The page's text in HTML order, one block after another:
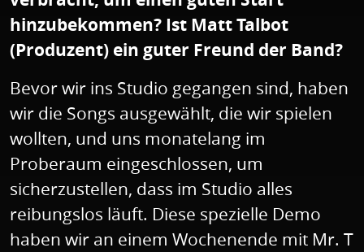
hinzubekommen? Ist Matt Talbot
(Produzent) ein guter Freund der Band?
Bevor wir ins Studio gegangen sind, haben
wir die Songs ausgewählt, die wir spielen
wollten, und uns monatelang im
Proberaum eingeschlossen, um
sicherzustellen, dass im Studio alles
reibungslos läuft. Diese spezielle Demo
haben wir an einem Wochenende mit Mr. T